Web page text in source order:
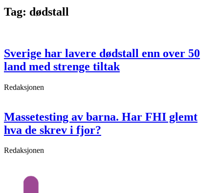
Tag: dødstall
Sverige har lavere dødstall enn over 50
land med strenge tiltak
Redaksjonen
Massetesting av barna. Har FHI glemt
hva de skrev i fjor?
Redaksjonen